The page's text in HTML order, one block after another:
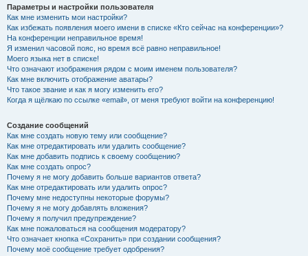
Параметры и настройки пользователя
Как мне изменить мои настройки?
Как избежать появления моего имени в списке «Кто сейчас на конференции»?
На конференции неправильное время!
Я изменил часовой пояс, но время всё равно неправильное!
Моего языка нет в списке!
Что означают изображения рядом с моим именем пользователя?
Как мне включить отображение аватары?
Что такое звание и как я могу изменить его?
Когда я щёлкаю по ссылке «email», от меня требуют войти на конференцию!
Создание сообщений
Как мне создать новую тему или сообщение?
Как мне отредактировать или удалить сообщение?
Как мне добавить подпись к своему сообщению?
Как мне создать опрос?
Почему я не могу добавить больше вариантов ответа?
Как мне отредактировать или удалить опрос?
Почему мне недоступны некоторые форумы?
Почему я не могу добавлять вложения?
Почему я получил предупреждение?
Как мне пожаловаться на сообщения модератору?
Что означает кнопка «Сохранить» при создании сообщения?
Почему моё сообщение требует одобрения?